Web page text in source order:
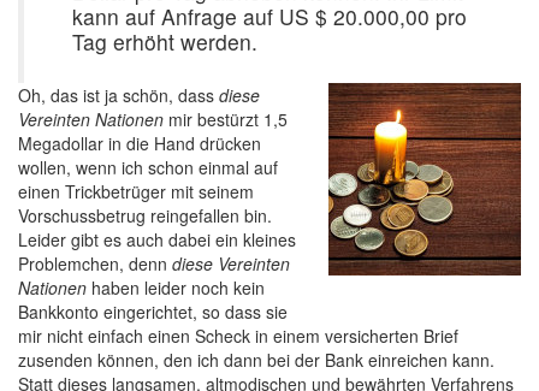
kann auf Anfrage auf US $ 20.000,00 pro
Tag erhöht werden.
Oh, das ist ja schön, dass diese
Vereinten Nationen mir bestürzt 1,5
Megadollar in die Hand drücken
wollen, wenn ich schon einmal auf
einen Trickbetrüger mit seinem
Vorschussbetrug reingefallen bin.
Leider gibt es auch dabei ein kleines
Problemchen, denn diese Vereinten
Nationen haben leider noch kein
Bankkonto eingerichtet, so dass sie
mir nicht einfach einen Scheck in einem versicherten Brief
zusenden können, den ich dann bei der Bank einreichen kann.
Statt dieses langsamen, altmodischen und bewährten Verfahrens